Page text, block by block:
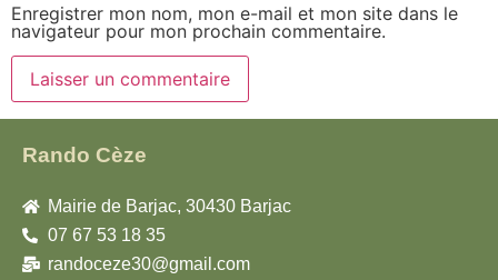
Enregistrer mon nom, mon e-mail et mon site dans le
navigateur pour mon prochain commentaire.
Rando Cèze
Mairie de Barjac, 30430 Barjac
07 67 53 18 35
randoceze30@gmail.com